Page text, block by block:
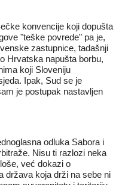
konvencije koji dopušta
"teške povrede" pa je,
zastupnice, tadašnji
Hrvatska napušta borbu,
koji Sloveniju
Ipak, Sud se je
je postupak nastavljen
odluka Sabora i
Nisu ti razlozi neka
već dokazi o
država koja drži na sebe ni